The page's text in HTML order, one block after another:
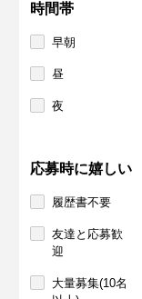
時間帯
早朝
昼
夜
応募時に嬉しい
履歴書不要
友達と応募歓
迎
大量募集(10名